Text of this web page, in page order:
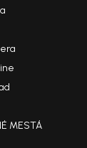
MESTÁ